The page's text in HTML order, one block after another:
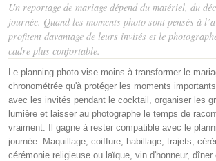
Un reportage de mariage dépend du matériel, du
journée. Quand les moments photo sont pensés à
profitent davantage de leurs invités et le
cadre plus confortable.
Le planning photo vise moins à transformer le
chronométrée qu'à protéger les moments
avec les invités pendant le cocktail, organiser les
lumière et laisser au photographe le temps de
vraiment. Il gagne à rester compatible avec le
journée. Maquillage, coiffure, habillage, trajets,
cérémonie religieuse ou laïque, vin d'honneur, dîner